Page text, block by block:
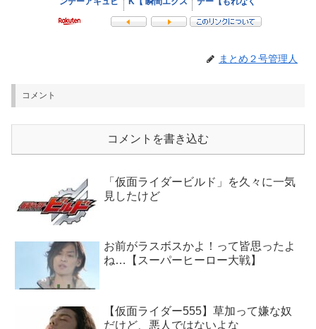
まとめ２号管理人
コメント
コメントを書き込む
「仮面ライダービルド」を久々に一気
見したけど
お前がラスボスかよ！って皆思ったよ
ね…【スーパーヒーロー大戦】
【仮面ライダー555】草加って嫌な奴
だけど、悪人ではないよな